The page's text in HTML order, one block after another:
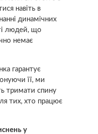
навіть в
динамічних
людей, що
немає
гарантує
її, ми
тримати спину
тих, хто працює
у